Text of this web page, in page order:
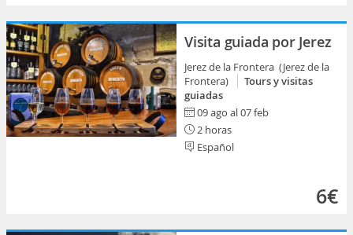
Visita guiada por Jerez
Jerez de la Frontera (Jerez de la
Frontera)
Tours y visitas
guiadas
09 ago al 07 feb
2 horas
Español
6€